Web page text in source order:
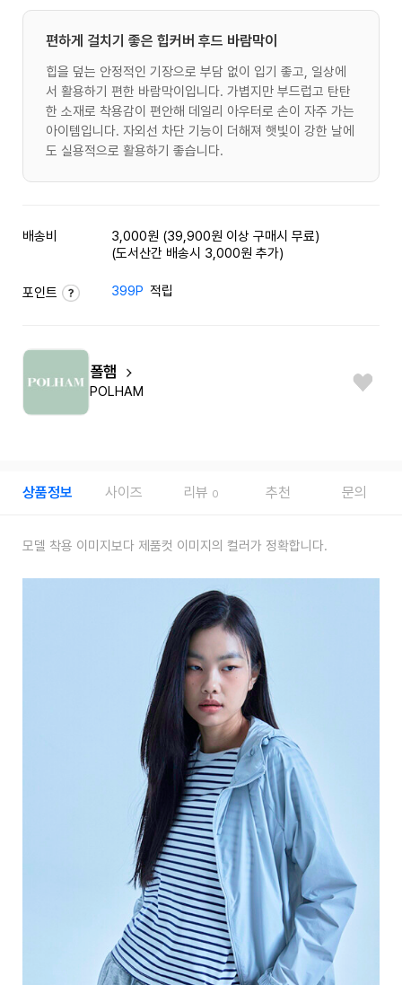
편하게 걸치기 좋은 힙커버 후드 바람막이
힙을 덮는 안정적인 기장으로 부담 없이 입기 좋고, 일상에
서 활용하기 편한 바람막이입니다. 가볍지만 부드럽고 탄탄
한 소재로 착용감이 편안해 데일리 아우터로 손이 자주 가는
아이템입니다. 자외선 차단 기능이 더해져 햇빛이 강한 날에
도 실용적으로 활용하기 좋습니다.
배송비
3,000원 (39,900원 이상 구매시 무료)
(도서산간 배송시 3,000원 추가)
포인트 399P 적립
폴햄
POLHAM
상품정보 사이즈 리뷰 0 추천 문의
모델 착용 이미지보다 제품컷 이미지의 컬러가 정확합니다.